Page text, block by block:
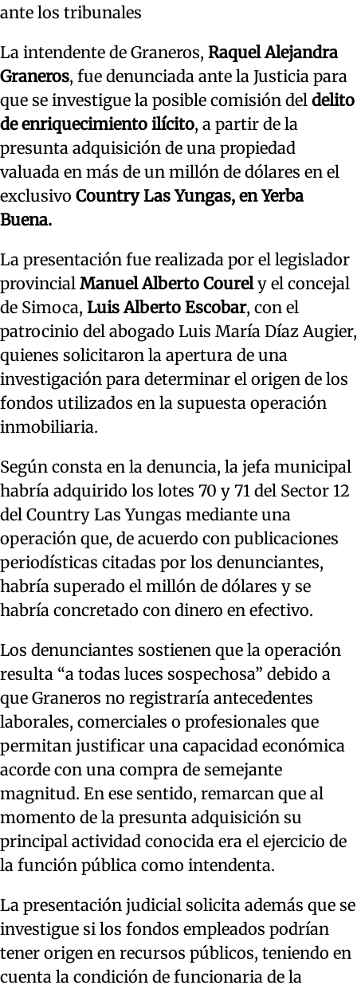
ante los tribunales
La intendente de Graneros, Raquel Alejandra
Graneros, fue denunciada ante la Justicia para
que se investigue la posible comisión del delito
de enriquecimiento ilícito, a partir de la
presunta adquisición de una propiedad
valuada en más de un millón de dólares en el
exclusivo Country Las Yungas, en Yerba
Buena.
La presentación fue realizada por el legislador
provincial Manuel Alberto Courely el concejal
de Simoca, Luis Alberto Escobar, con el
patrocinio del abogado Luis María Díaz Augier,
quienes solicitaron la apertura de una
investigación para determinar el origen de los
fondos utilizados en la supuesta operación
inmobiliaria.
Según consta en la denuncia, la jefa municipal
habría adquirido los lotes 70 y 71 del Sector 12
del Country Las Yungas mediante una
operación que, de acuerdo con publicaciones
periodísticas citadas por los denunciantes,
habría superado el millón de dólares y se
habría concretado con dinero en efectivo.
Los denunciantes sostienen que la operación
resulta “a todas luces sospechosa” debido a
que Graneros no registraría antecedentes
laborales, comerciales o profesionales que
permitan justificar una capacidad económica
acorde con una compra de semejante
magnitud. En ese sentido, remarcan que al
momento de la presunta adquisición su
principal actividad conocida era el ejercicio de
la función pública como intendenta.
La presentación judicial solicita además que se
investigue si los fondos empleados podrían
tener origen en recursos públicos, teniendo en
cuenta la condición de funcionaria de la